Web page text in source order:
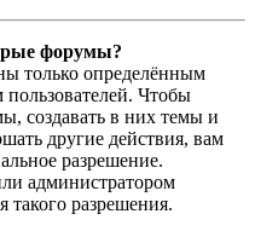
форумы?
только определённым
пользователей. Чтобы
создавать в них темы и
другие действия, вам
разрешение.
администратором
такого разрешения.